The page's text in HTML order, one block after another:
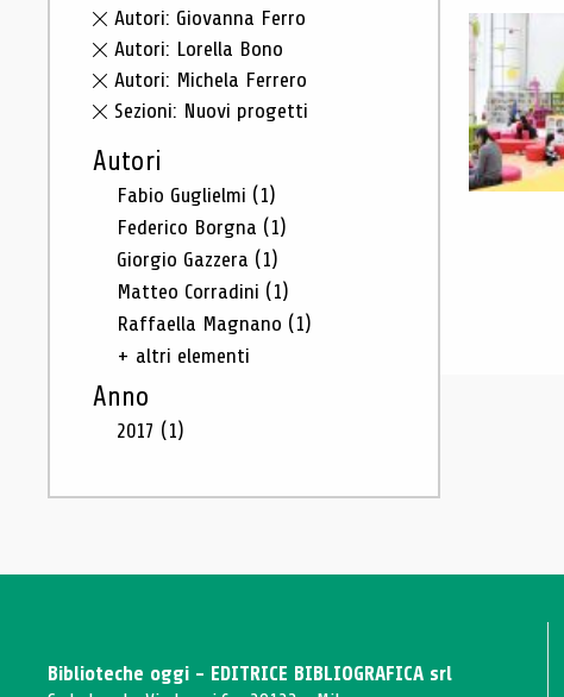
Autori: Giovanna Ferro
Autori: Lorella Bono
Autori: Michela Ferrero
Sezioni: Nuovi progetti
Autori
Fabio Guglielmi (1)
Federico Borgna (1)
Giorgio Gazzera (1)
Matteo Corradini (1)
Raffaella Magnano (1)
+ altri elementi
Anno
2017 (1)
Biblioteche oggi - EDITRICE BIBLIOGRAFICA srl